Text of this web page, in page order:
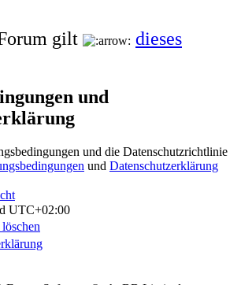
gilt
dieses
und
und die Datenschutzrichtlinie
und Datenschutzerklärung
UTC+02:00